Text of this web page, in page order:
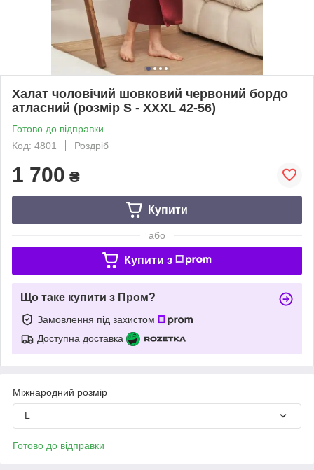
Халат чоловічий шовковий червоний бордо
атласний (розмір S - XXXL 42-56)
Готово до відправки
Код: 4801
Роздріб
1 700 ₴
Купити
або
Купити з
Що таке купити з Пром?
Замовлення під захистом
Доступна доставка
Міжнародний розмір
L
Готово до відправки